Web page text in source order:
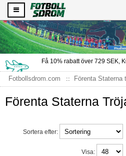
Få 10%rabatt över 729SEK,
Fotbollsdrom.com Förenta Staterna
Förenta Staterna
Sortera efter:
Visa: